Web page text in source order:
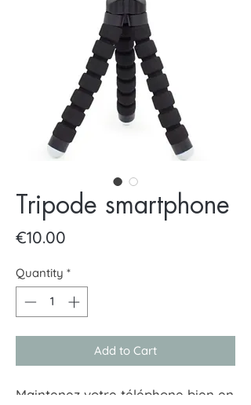
Tripode smartphone
€10.00
Quantity *
Add to Cart
Maintenez votre téléphone bien en